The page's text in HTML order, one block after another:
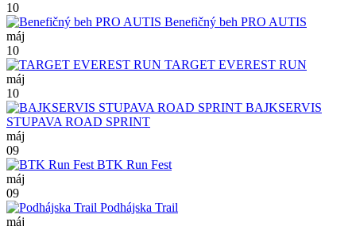
10
Benefičný beh PRO AUTIS
máj
10
TARGET EVEREST RUN
máj
10
BAJKSERVIS
STUPAVA ROAD SPRINT
máj
09
BTK Run Fest
máj
09
Podhájska Trail
máj